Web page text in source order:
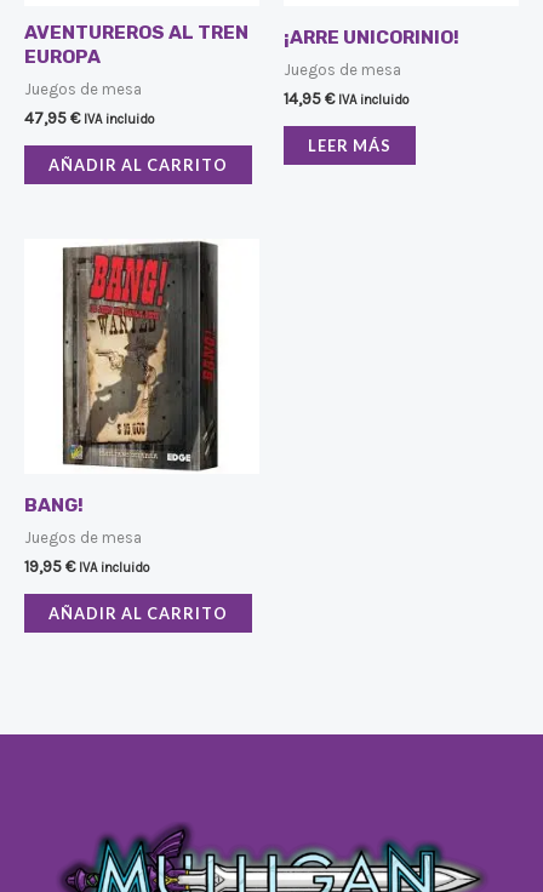
AVENTUREROS AL TREN
EUROPA
Juegos de mesa
47,95€ IVA incluido
AÑADIR AL CARRITO
¡ARRE UNICORINIO!
Juegos de mesa
14,95€ IVA incluido
LEER MÁS
BANG!
Juegos de mesa
19,95€ IVA incluido
AÑADIR AL CARRITO